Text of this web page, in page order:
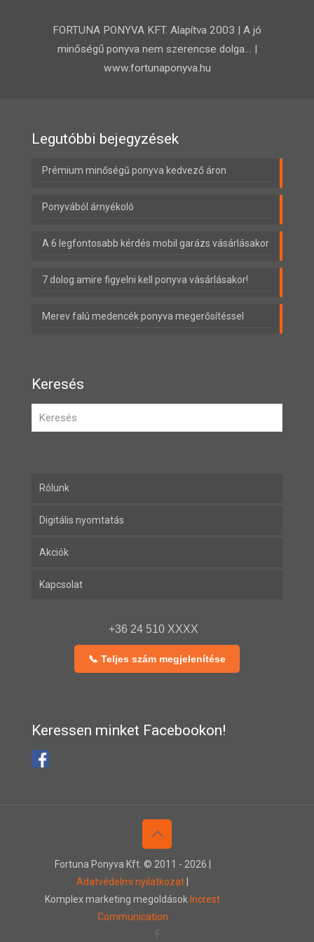
FORTUNA PONYVA KFT. Alapítva 2003 | A jó
minőségű ponyva nem szerencse dolga… |
www.fortunaponyva.hu
Legutóbbi bejegyzések
Prémium minőségű ponyva kedvező áron
Ponyvából árnyékoló
A 6 legfontosabb kérdés mobil garázs vásárlásakor
7 dolog amire figyelni kell ponyva vásárlásakor!
Merev falú medencék ponyva megerősítéssel
Keresés
Rólunk
Digitális nyomtatás
Akciók
Kapcsolat
+36 24 510 XXXX
📞 Teljes szám megjelenítése
Keressen minket Facebookon!
Fortuna Ponyva Kft. © 2011 - 2026 |
Adatvédelmi nyilatkozat
Komplex marketing megoldások Increst
Communication